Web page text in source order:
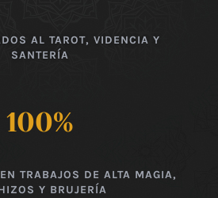
AL TAROT, VIDENCIA Y
SANTERÍA
100%
TRABAJOS DE ALTA MAGIA,
Y BRUJERÍA